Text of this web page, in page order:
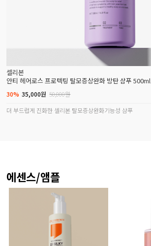
셀리본
안티 헤어로스 프로텍팅 탈모증상완화 방탄 샴푸 500ml
30% 35,000원 50,000원
더 부드럽게 진화한 셀리본 탈모증상완화기능성 샴푸
에센스/앰플